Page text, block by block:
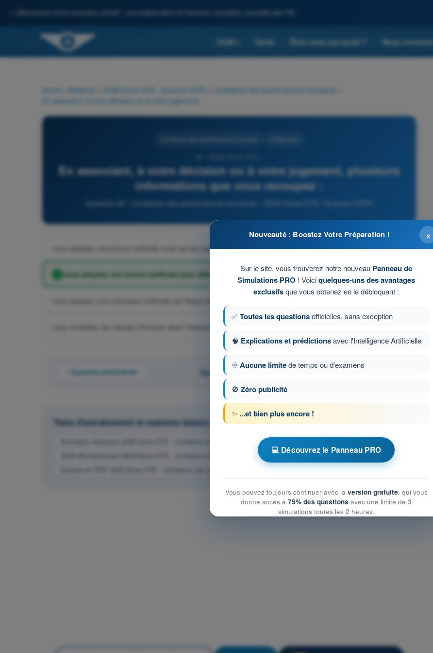
Découvrez notre nouveau portail : une préparation à l'examen complète, boostée par l'IA
QCM Tarifs Êtes-vous une école ? Nous contacter
Home Matières QCM Drone STS - Examen CATS Limitations des performances humaines
En associant, à votre décision ou à votre jugement, plusieurs
informations que vous recoupez :
Question 26 - Limitations des performances humaines - QCM Drone STS - Examen CATS
vous adoptez une bonne méthode mais qui est peu utilisée car trop longue
vous adoptez une bonne méthode pour détecter d’éventuelles erreurs
vous adoptez une mauvaise méthode qui risque de vous faire commettre des erreurs
vous multipliez les risques d’erreurs dans l’interprétation des informations
Question précédente Question 26 sur 61
Tests d'entraînement et examens blancs chronométrés QCM Drone STS - Examen CATS
Simulation d'examen QCM Drone STS - Limitations des performances humaines
QCM d'Entraînement QCM Drone STS - Limitations des performances humaines
Examen en PDF QCM Drone STS - Limitations des performances humaines
×
Nouveauté : Boostez Votre Préparation !
Sur le site, vous trouverez notre nouveau Panneau de
Simulations PRO ! Voiciquelques-uns des avantages
exclusifsque vous obtenez en le débloquant :
✅Toutes les questionsofficielles, sans exception
🧠 Explications et prédictionsavec l'Intelligence Artificielle
♾️Aucune limitede temps ou d'examens
🚫 Zéro publicité
✨ ...et bien plus encore !
💻 Découvrez le Panneau PRO
Vous pouvez toujours continuer avec la version gratuite, qui vous
donne accès à 75% des questions avec une limite de 3
simulations toutes les 2 heures.